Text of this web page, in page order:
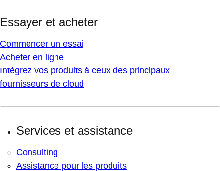
Essayer et acheter
Commencer un essai
Acheter en ligne
Intégrez vos produits à ceux des principaux
fournisseurs de cloud
Services et assistance
Consulting
Assistance pour les produits